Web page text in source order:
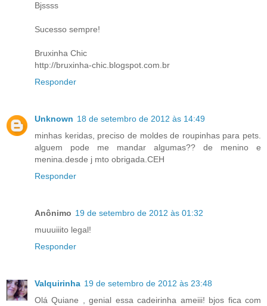
Bjssss
Sucesso sempre!
Bruxinha Chic
http://bruxinha-chic.blogspot.com.br
Responder
Unknown 18 de setembro de 2012 às 14:49
minhas keridas, preciso de moldes de roupinhas para pets.
alguem pode me mandar algumas?? de menino e
menina.desde j mto obrigada.CEH
Responder
Anônimo 19 de setembro de 2012 às 01:32
muuuiiito legal!
Responder
Valquirinha 19 de setembro de 2012 às 23:48
Olá Quiane , genial essa cadeirinha ameiii! bjos fica com